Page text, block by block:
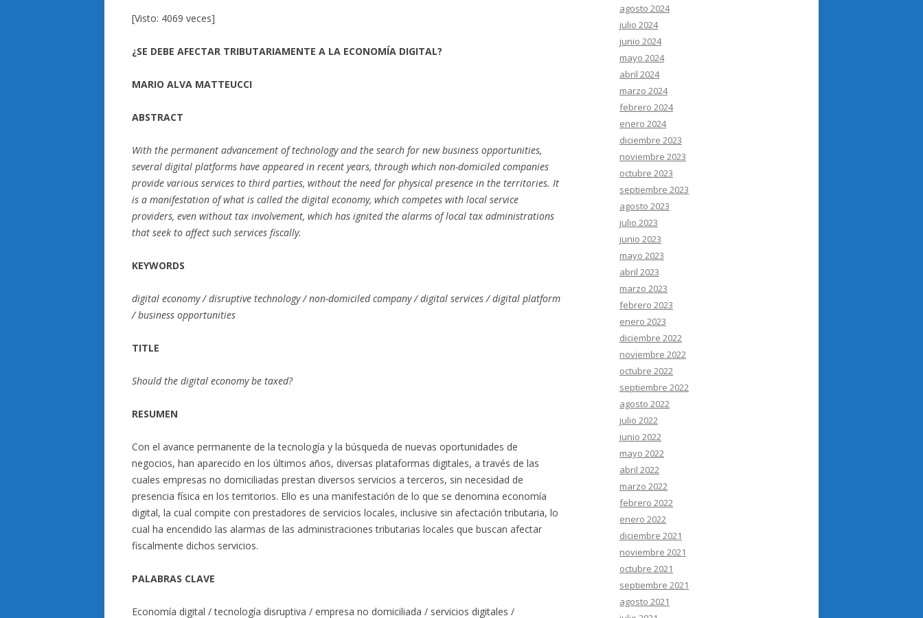
[Visto: 4069 veces]
¿SE DEBE AFECTAR TRIBUTARIAMENTE A LA ECONOMÍA DIGITAL?
MARIO ALVA MATTEUCCI
ABSTRACT
With the permanent advancement of technology and the search for new business opportunities,
several digital platforms have appeared in recent years, through which non-domiciled companies
provide various services to third parties, without the need for physical presence in the territories. It
is a manifestation of what is called the digital economy, which competes with local service
providers, even without tax involvement, which has ignited the alarms of local tax administrations
that seek to affect such services fiscally.
KEYWORDS
digital economy / disruptive technology / non-domiciled company / digital services / digital platform
/ business opportunities
TITLE
Should the digital economy be taxed?
RESUMEN
Con el avance permanente de la tecnología y la búsqueda de nuevas oportunidades de
negocios, han aparecido en los últimos años, diversas plataformas digitales, a través de las
cuales empresas no domiciliadas prestan diversos servicios a terceros, sin necesidad de
presencia física en los territorios. Ello es una manifestación de lo que se denomina economía
digital, la cual compite con prestadores de servicios locales, inclusive sin afectación tributaria, lo
cual ha encendido las alarmas de las administraciones tributarias locales que buscan afectar
fiscalmente dichos servicios.
PALABRAS CLAVE
Economía digital / tecnología disruptiva / empresa no domiciliada / servicios digitales /
agosto 2024
julio 2024
junio 2024
mayo 2024
abril 2024
marzo 2024
febrero 2024
enero 2024
diciembre 2023
noviembre 2023
octubre 2023
septiembre 2023
agosto 2023
julio 2023
junio 2023
mayo 2023
abril 2023
marzo 2023
febrero 2023
enero 2023
diciembre 2022
noviembre 2022
octubre 2022
septiembre 2022
agosto 2022
julio 2022
junio 2022
mayo 2022
abril 2022
marzo 2022
febrero 2022
enero 2022
diciembre 2021
noviembre 2021
octubre 2021
septiembre 2021
agosto 2021